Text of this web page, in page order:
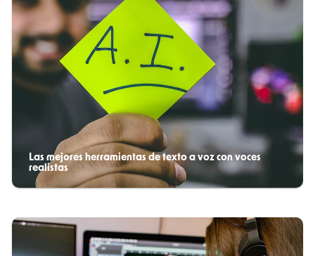
Las mejores herramientas de texto a voz con voces
realistas